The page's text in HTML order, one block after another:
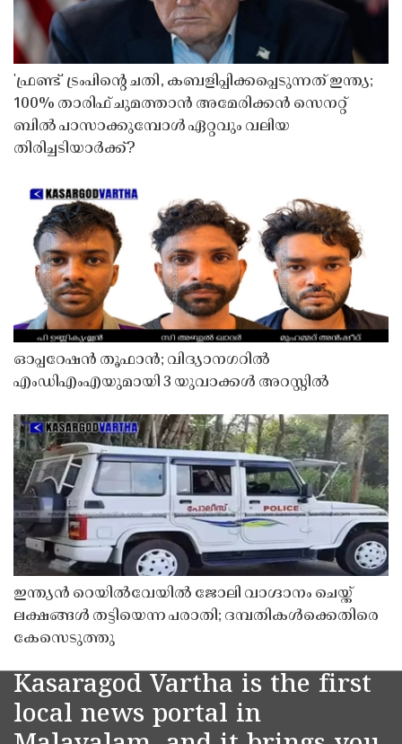
'ഫ്രണ്ട്' ട്രംപിന്റെ ചതി, കബളിപ്പിക്കപ്പെടുന്നത് ഇന്ത്യ;
100% താരിഫ് ചുമത്താൻ അമേരിക്കൻ സെനറ്റ്
ബിൽ പാസാക്കുമ്പോൾ ഏറ്റവും വലിയ
തിരിച്ചടിയാർക്ക്?
ഓപ്പറേഷൻ തൂഫാൻ; വിദ്യാനഗറിൽ
എംഡിഎംഎയുമായി 3 യുവാക്കൾ അറസ്റ്റിൽ
ഇന്ത്യൻ റെയിൽവേയിൽ ജോലി വാഗ്ദാനം ചെയ്ത്
ലക്ഷങ്ങൾ തട്ടിയെന്ന പരാതി; ദമ്പതികൾക്കെതിരെ
കേസെടുത്തു
Kasaragod Vartha is the first
local news portal in